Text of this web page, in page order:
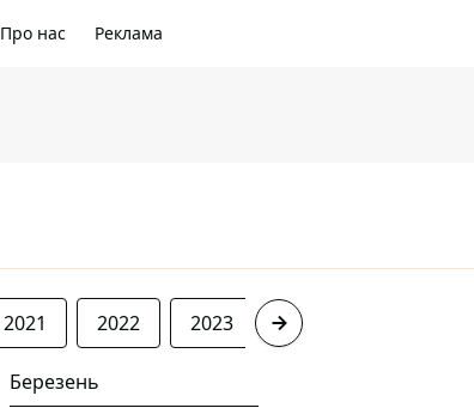
Про нас Реклама
2021 2022 2023 2024
Березень